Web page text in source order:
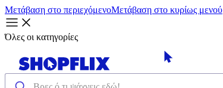
Μετάβαση στο περιεχόμενοΜετάβαση στο κυρίως μενού
Όλες οι κατηγορίες